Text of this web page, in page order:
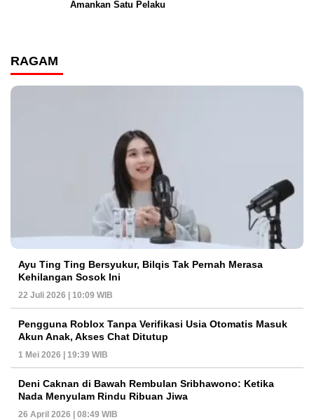
Amankan Satu Pelaku
RAGAM
Ayu Ting Ting Bersyukur, Bilqis Tak Pernah Merasa
Kehilangan Sosok Ini
22 Juli 2026 | 10:09 WIB
Pengguna Roblox Tanpa Verifikasi Usia Otomatis Masuk
Akun Anak, Akses Chat Ditutup
1 Mei 2026 | 19:39 WIB
Deni Caknan di Bawah Rembulan Sribhawono: Ketika
Nada Menyulam Rindu Ribuan Jiwa
26 April 2026 | 08:49 WIB